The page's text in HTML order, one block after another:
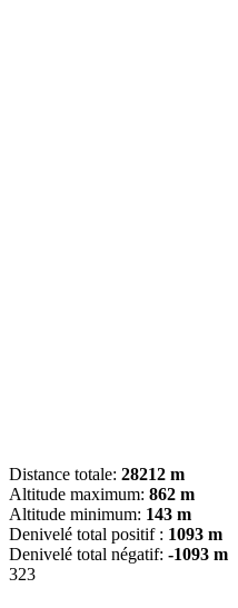
Distance totale: 28212 m
Altitude maximum: 862 m
Altitude minimum: 143 m
Denivelé total positif : 1093 m
Denivelé total négatif: -1093 m
323